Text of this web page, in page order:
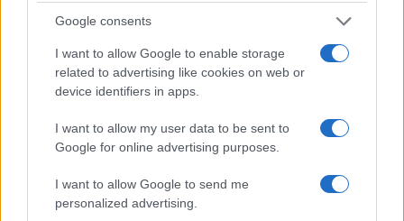
Google consents
I want to allow Google to enable storage
related to advertising like cookies on web or
device identifiers in apps.
I want to allow my user data to be sent to
Google for online advertising purposes.
I want to allow Google to send me
personalized advertising.
23% di probabilità
che l’accordo Netflix-Wbd si
prima delle dichiarazioni presidenziali. L’eventuale
fusione darebbe vita al più influente polo
principale servizio di streaming con uno degli
studios simbolo di Hollywood, ma l’intervento di
Trump rende il percorso ancora più tortuoso.